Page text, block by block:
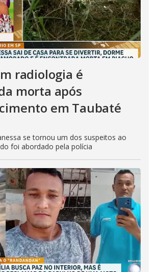
radiologia é
morta após
em Taubaté
se tornou um dos suspeitos ao
foi abordado pela polícia